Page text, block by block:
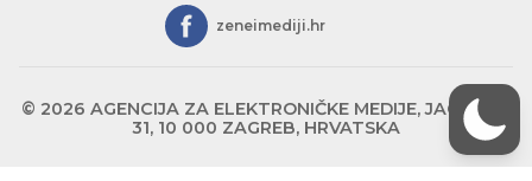
zeneimediji.hr
© 2026 AGENCIJA ZA ELEKTRONIČKE MEDIJE, JAGIĆEVA
31, 10 000 ZAGREB, HRVATSKA